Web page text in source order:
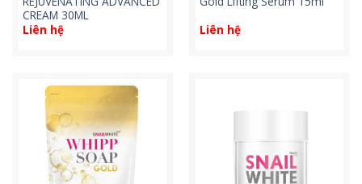
CREAM 30ML
Liên hệ
Liên hệ